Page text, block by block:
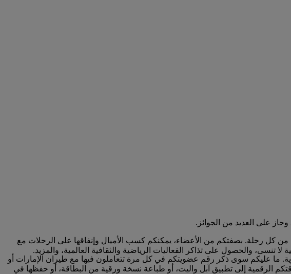
من كل رحلة. بصفتكم من الأعضاء، يمكنكم كسب الأميال وإنفاقها على الرحلات مع
والحصول على تذاكر الفعاليات الرياضية والثقافية العالمية، والمزيد.
ما عليكم سوى ذكر رقم عضويتكم في كل مرة تتعاملون فيها مع طيران الإمارات أو
الرقمية إلى تطبيق آبل واليت، أو طباعة نسخة ورقية من البطاقة، أو حفظها في